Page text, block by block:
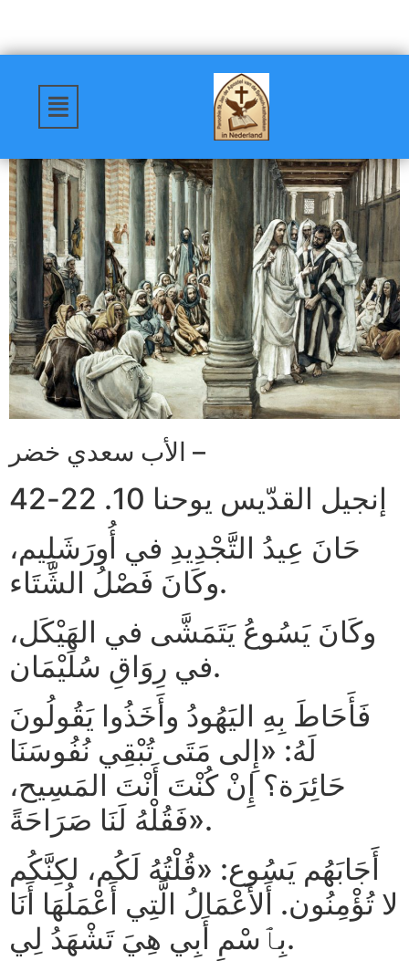
الأب سعدي خضر –
إنجيل القدّيس يوحنا 10. 22-42
حَانَ عِيدُ التَّجْدِيدِ في أُورَشَلِيم،
وكَانَ فَصْلُ الشِّتَاء.
وكَانَ يَسُوعُ يَتَمَشَّى في الهَيْكَل،
في رِوَاقِ سُلَيْمَان.
فَأَحَاطَ بِهِ اليَهُودُ وأَخَذُوا يَقُولُونَ
لَهُ: «إِلى مَتَى تُبْقِي نُفُوسَنَا
حَائِرَة؟ إِنْ كُنْتَ أَنْتَ المَسِيح،
فَقُلْهُ لَنَا صَرَاحَةً».
أَجَابَهُم يَسُوع: «قُلْتُهُ لَكُم، لكِنَّكُم
لا تُؤْمِنُون. أَلأَعْمَالُ الَّتِي أَعْمَلُهَا أَنَا
بِٱسْمِ أَبِي هِيَ تَشْهَدُ لِي.